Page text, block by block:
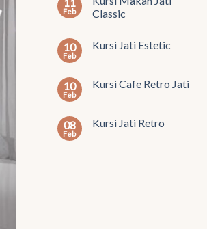
Feb
Classic
10
Feb
Kursi Jati Estetic
10
Feb
Kursi Cafe Retro Jati
08
Feb
Kursi Jati Retro